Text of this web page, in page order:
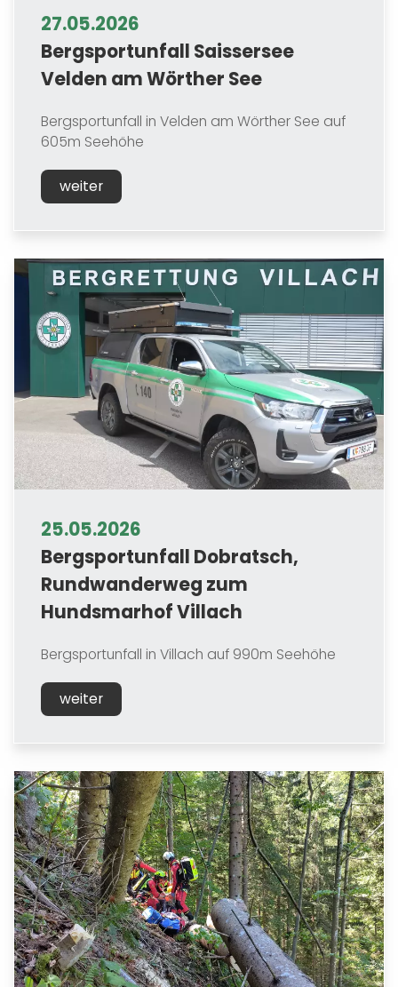
27.05.2026
Bergsportunfall Saissersee
Velden am Wörther See
Bergsportunfall in Velden am Wörther See auf
605m Seehöhe
weiter
25.05.2026
Bergsportunfall Dobratsch,
Rundwanderweg zum
Hundsmarhof Villach
Bergsportunfall in Villach auf 990m Seehöhe
weiter